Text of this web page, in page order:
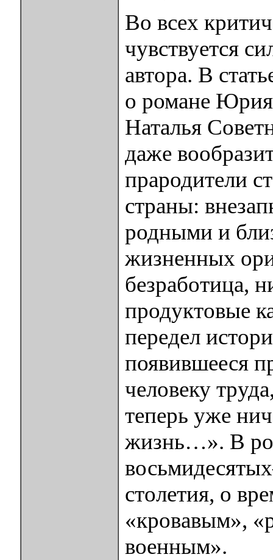
Во всех
чувствуется
автора. В
о романе
Наталья
даже
прародители
страны:
родными и
жизненных
безработица,
продуктовые
передел
появившееся
человеку
теперь уже
жизнь…». В
столетия, о
«кровавым»,
военным».